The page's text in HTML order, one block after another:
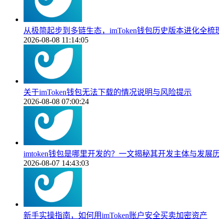
从极简起步到多链生态，imToken钱包历史版本进化全梳
2026-08-08 11:14:05
关于imToken钱包无法下载的情况说明与风险提示
2026-08-08 07:00:24
imtoken钱包是哪里开发的？一文揭秘其开发主体与发展
2026-08-07 14:43:03
新手实操指南，如何用imToken账户安全买卖加密资产